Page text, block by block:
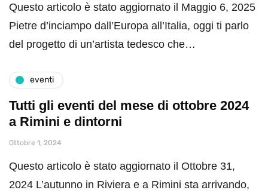
Questo articolo è stato aggiornato il Maggio 6, 2025
Pietre d’inciampo dall’Europa all’Italia, oggi ti parlo
del progetto di un’artista tedesco che…
eventi
Tutti gli eventi del mese di ottobre 2024
a Rimini e dintorni
Ottobre 1, 2024
Questo articolo è stato aggiornato il Ottobre 31,
2024 L’autunno in Riviera e a Rimini sta arrivando,